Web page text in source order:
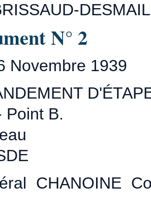
N° 2
Novembre 1939
Point B.
CHANOINE